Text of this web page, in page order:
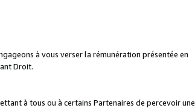
à vous verser la rémunération présentée en
Droit.
à tous ou à certains Partenaires de percevoir une